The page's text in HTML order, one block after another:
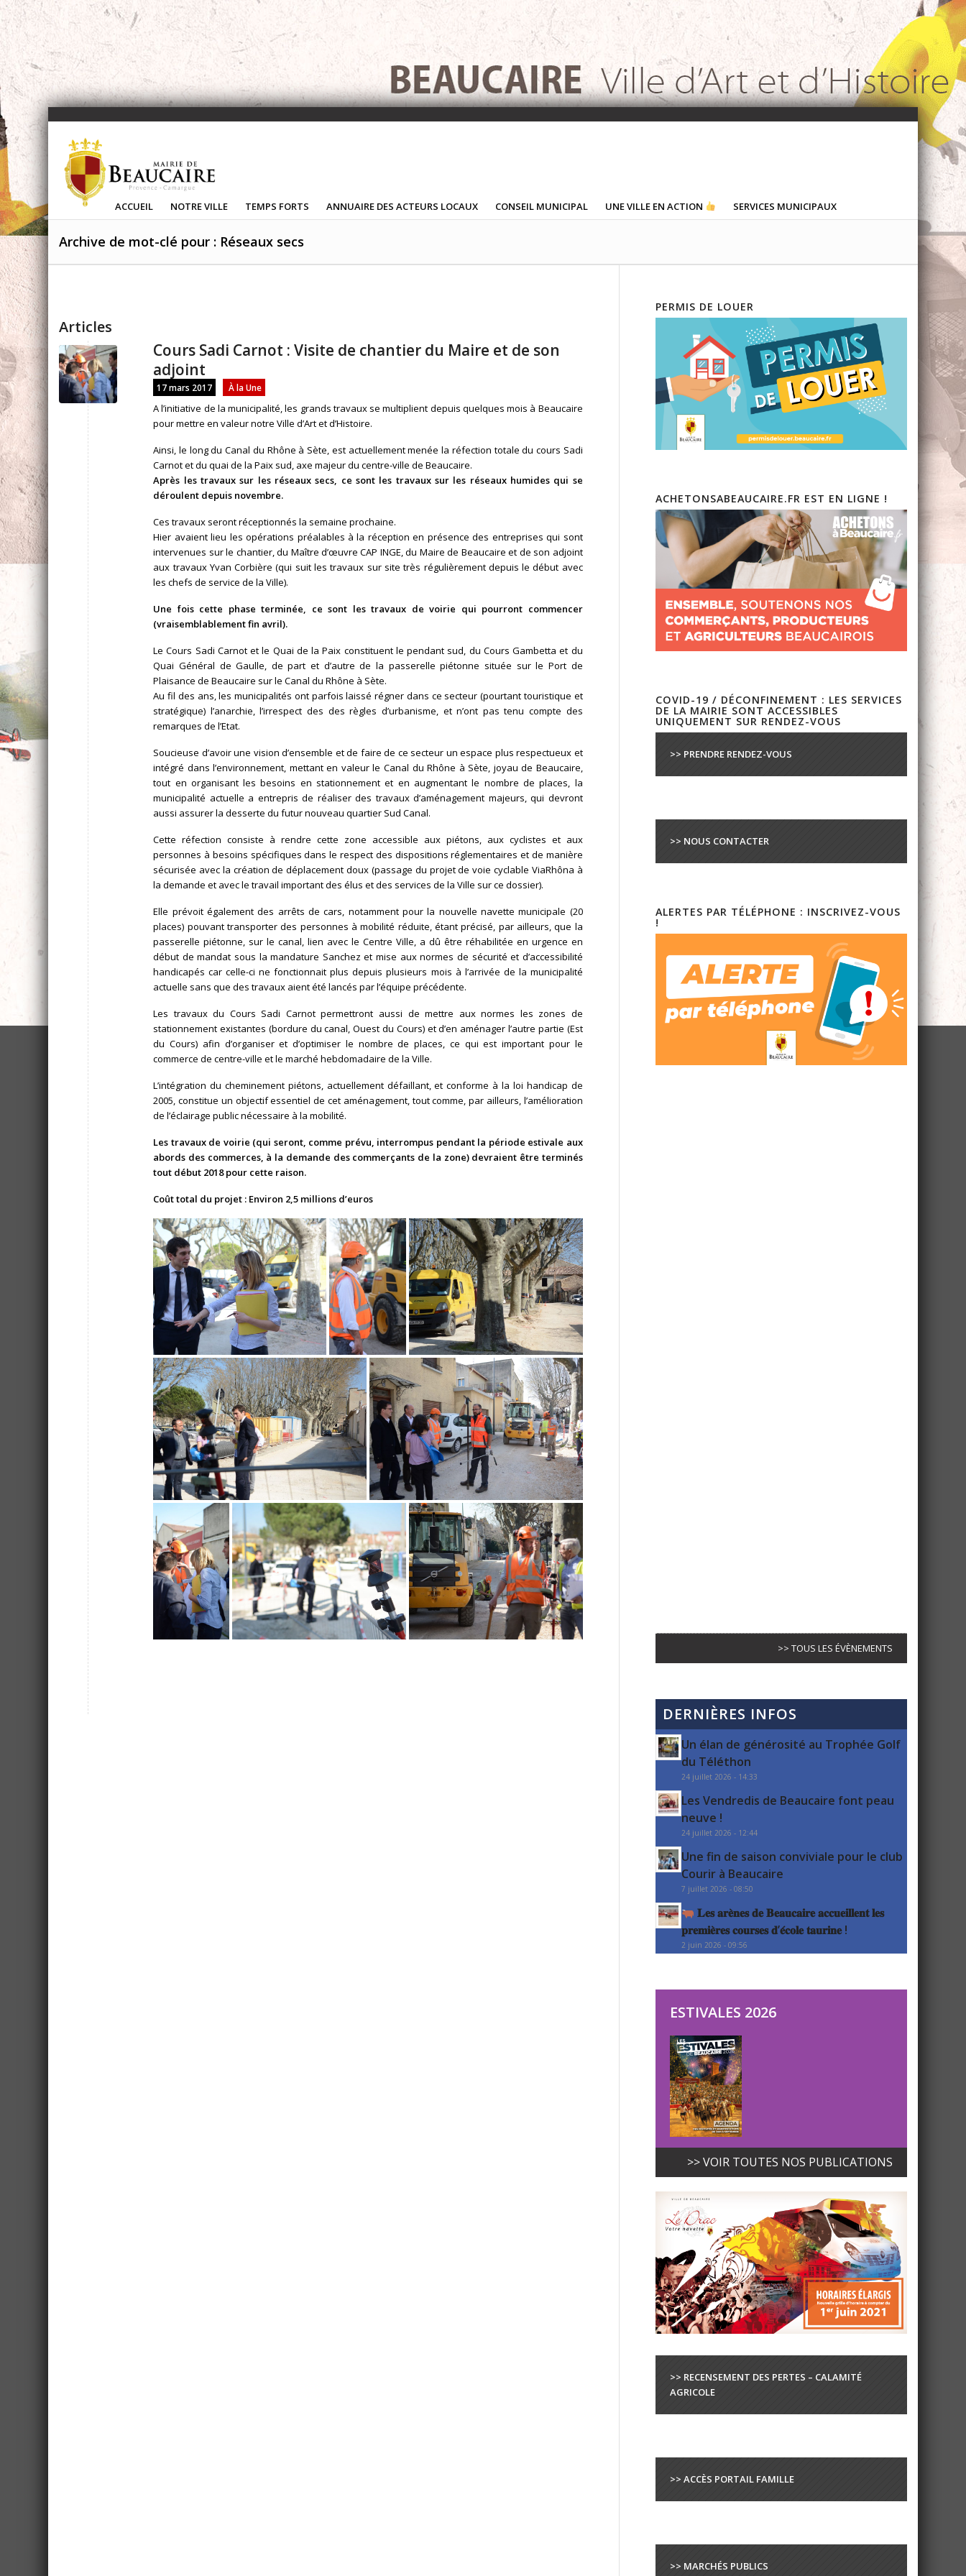
ACCUEIL NOTRE VILLE TEMPS FORTS ANNUAIRE DES ACTEURS LOCAUX CONSEIL MUNICIPAL UNE VILLE EN ACTION SERVICES MUNICIPAUX
Archive de mot-clé pour : Réseaux secs
Articles
Cours Sadi Carnot : Visite de chantier du Maire et de son
adjoint
17 mars 2017 À la Une
A l’initiative de la municipalité, les grands travaux se multiplient depuis quelques mois à Beaucaire
pour mettre en valeur notre Ville d’Art et d’Histoire.
Ainsi, le long du Canal du Rhône à Sète, est actuellement menée la réfection totale du cours Sadi
Carnot et du quai de la Paix sud, axe majeur du centre-ville de Beaucaire.
Après les travaux sur les réseaux secs, ce sont les travaux sur les réseaux humides qui se
déroulent depuis novembre.
Ces travaux seront réceptionnés la semaine prochaine.
Hier avaient lieu les opérations préalables à la réception en présence des entreprises qui sont
intervenues sur le chantier, du Maître d’œuvre CAP INGE, du Maire de Beaucaire et de son adjoint
aux travaux Yvan Corbière (qui suit les travaux sur site très régulièrement depuis le début avec
les chefs de service de la Ville).
Une fois cette phase terminée, ce sont les travaux de voirie qui pourront commencer
(vraisemblablement fin avril).
Le Cours Sadi Carnot et le Quai de la Paix constituent le pendant sud, du Cours Gambetta et du
Quai Général de Gaulle, de part et d’autre de la passerelle piétonne située sur le Port de
Plaisance de Beaucaire sur le Canal du Rhône à Sète.
Au fil des ans, les municipalités ont parfois laissé régner dans ce secteur (pourtant touristique et
stratégique) l’anarchie, l’irrespect des des règles d’urbanisme, et n’ont pas tenu compte des
remarques de l’Etat.
Soucieuse d’avoir une vision d’ensemble et de faire de ce secteur un espace plus respectueux et
intégré dans l’environnement, mettant en valeur le Canal du Rhône à Sète, joyau de Beaucaire,
tout en organisant les besoins en stationnement et en augmentant le nombre de places, la
municipalité actuelle a entrepris de réaliser des travaux d’aménagement majeurs, qui devront
aussi assurer la desserte du futur nouveau quartier Sud Canal.
Cette réfection consiste à rendre cette zone accessible aux piétons, aux cyclistes et aux
personnes à besoins spécifiques dans le respect des dispositions réglementaires et de manière
sécurisée avec la création de déplacement doux (passage du projet de voie cyclable ViaRhôna à
la demande et avec le travail important des élus et des services de la Ville sur ce dossier).
Elle prévoit également des arrêts de cars, notamment pour la nouvelle navette municipale (20
places) pouvant transporter des personnes à mobilité réduite, étant précisé, par ailleurs, que la
passerelle piétonne, sur le canal, lien avec le Centre Ville, a dû être réhabilitée en urgence en
début de mandat sous la mandature Sanchez et mise aux normes de sécurité et d’accessibilité
handicapés car celle-ci ne fonctionnait plus depuis plusieurs mois à l’arrivée de la municipalité
actuelle sans que des travaux aient été lancés par l’équipe précédente.
Les travaux du Cours Sadi Carnot permettront aussi de mettre aux normes les zones de
stationnement existantes (bordure du canal, Ouest du Cours) et d’en aménager l’autre partie (Est
du Cours) afin d’organiser et d’optimiser le nombre de places, ce qui est important pour le
commerce de centre-ville et le marché hebdomadaire de la Ville.
L’intégration du cheminement piétons, actuellement défaillant, et conforme à la loi handicap de
2005, constitue un objectif essentiel de cet aménagement, tout comme, par ailleurs, l’amélioration
de l’éclairage public nécessaire à la mobilité.
Les travaux de voirie (qui seront, comme prévu, interrompus pendant la période estivale aux
abords des commerces, à la demande des commerçants de la zone) devraient être terminés
tout début 2018 pour cette raison.
Coût total du projet : Environ 2,5 millions d’euros
PERMIS DE LOUER
ACHETONSABEAUCAIRE.FR EST EN LIGNE !
COVID-19 / DÉCONFINEMENT : LES SERVICES
DE LA MAIRIE SONT ACCESSIBLES
UNIQUEMENT SUR RENDEZ-VOUS
>> PRENDRE RENDEZ-VOUS
>> NOUS CONTACTER
ALERTES PAR TÉLÉPHONE : INSCRIVEZ-VOUS
!
>> TOUS LES ÉVÈNEMENTS
DERNIÈRES INFOS
Un élan de générosité au Trophée Golf
du Téléthon
24 juillet 2026 - 14:33
Les Vendredis de Beaucaire font peau
neuve !
24 juillet 2026 - 12:44
Une fin de saison conviviale pour le club
Courir à Beaucaire
7 juillet 2026 - 08:50
𝐋𝐞𝐬 𝐚𝐫𝐞̀𝐧𝐞𝐬 𝐝𝐞 𝐁𝐞𝐚𝐮𝐜𝐚𝐢𝐫𝐞 𝐚𝐜𝐜𝐮𝐞𝐢𝐥𝐥𝐞𝐧𝐭 𝐥𝐞𝐬
𝐩𝐫𝐞𝐦𝐢𝐞̀𝐫𝐞𝐬 𝐜𝐨𝐮𝐫𝐬𝐞𝐬 𝐝’𝐞́𝐜𝐨𝐥𝐞 𝐭𝐚𝐮𝐫𝐢𝐧𝐞 !
2 juin 2026 - 09:56
ESTIVALES 2026
>> VOIR TOUTES NOS PUBLICATIONS
>> RECENSEMENT DES PERTES – CALAMITÉ
AGRICOLE
>> ACCÈS PORTAIL FAMILLE
>> MARCHÉS PUBLICS